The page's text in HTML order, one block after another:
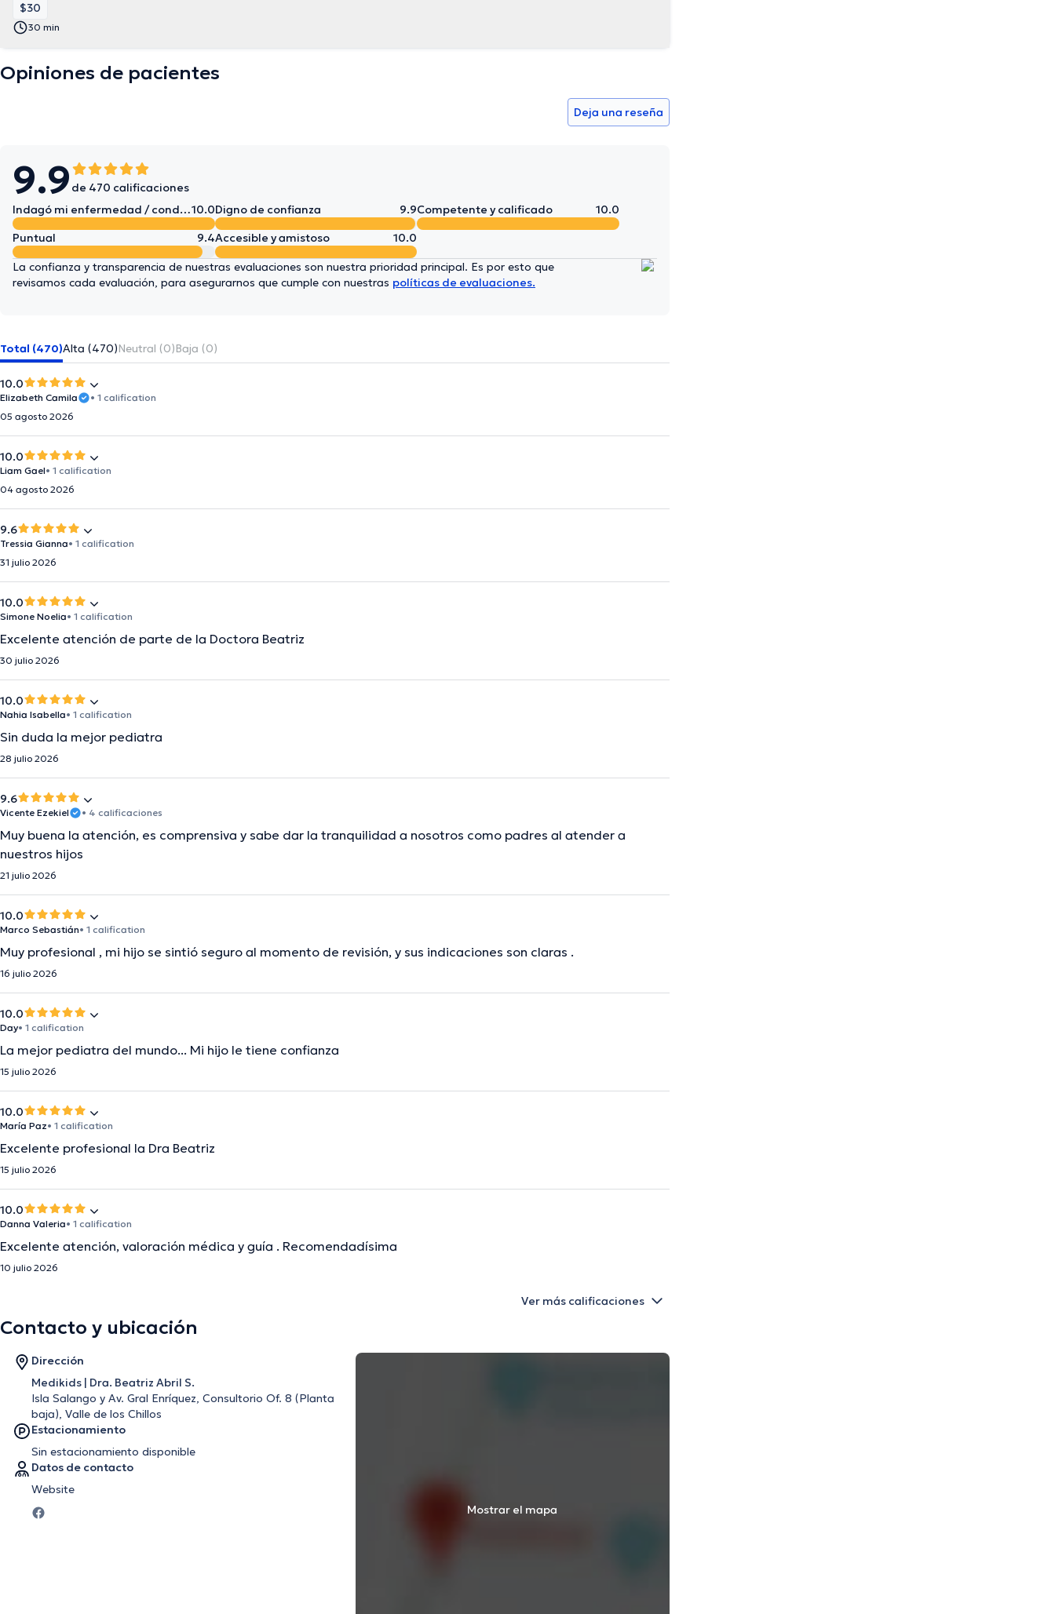
$30
30 min
Opiniones de pacientes
Deja una reseña
9.9 de 470 calificaciones
Indagó mi enfermedad / condición en detalle10.0Digno de confianza 9.9Competente y calificado
10.0
Puntual
9.4Accesible y amistoso 10.0
La confianza y transparencia de nuestras evaluaciones son nuestra prioridad principal. Es por esto que
revisamos cada evaluación, para asegurarnos que cumple con nuestras políticas de evaluaciones.
Total (470)Alta (470)Neutral (0)Baja (0)
10.0
Elizabeth Camila
• 1 calification
05 agosto 2026
10.0
Liam Gael• 1 calification
04 agosto 2026
9.6
Tressia Gianna• 1 calification
31 julio 2026
10.0
Simone Noelia• 1 calification
Excelente atención de parte de la Doctora Beatriz
30 julio 2026
10.0
Nahia Isabella• 1 calification
Sin duda la mejor pediatra
28 julio 2026
9.6
Vicente Ezekiel • 4 calificaciones
Muy buena la atención, es comprensiva y sabe dar la tranquilidad a nosotros como padres al atender a
nuestros hijos
21 julio 2026
10.0
Marco Sebastián• 1 calification
Muy profesional , mi hijo se sintió seguro al momento de revisión, y sus indicaciones son claras .
16 julio 2026
10.0
Day• 1 calification
La mejor pediatra del mundo... Mi hijo le tiene confianza
15 julio 2026
10.0
María Paz• 1 calification
Excelente profesional la Dra Beatriz
15 julio 2026
10.0
Danna Valeria• 1 calification
Excelente atención, valoración médica y guía . Recomendadísima
10 julio 2026
Ver más calificaciones
Contacto y ubicación
Dirección
Medikids | Dra. Beatriz Abril S.
Isla Salango y Av. Gral Enríquez, Consultorio Of. 8 (Planta
baja), Valle de los Chillos
Estacionamiento
Sin estacionamiento disponible
Datos de contacto
Website
Mostrar el mapa